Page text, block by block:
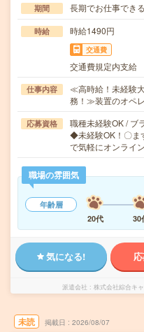
期間 長期でお仕事でき
時給 時給1490円
交通費
交通費規定内支給
仕事内容
≪高時給！未経験
務！≫装置のオペ
応募資格
職種未経験OK / ブ
◆未経験OK！〇ま
で気軽にオンライ
職場の雰囲気
年齢層
20代
30
気になる!
派遣会社 株式会社綜合キ
未読 掲載日 2026/08/07